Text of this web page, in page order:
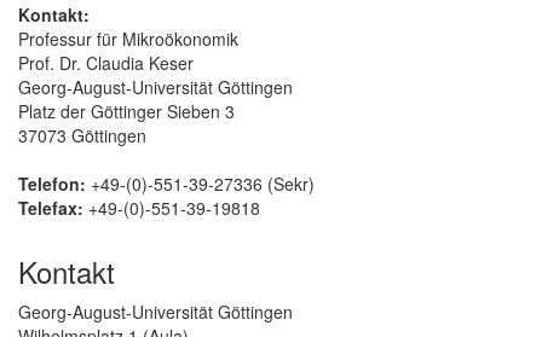
Kontakt:
Professur für Mikroökonomik
Prof. Dr. Claudia Keser
Georg-August-Universität Göttingen
Platz der Göttinger Sieben 3
37073 Göttingen
Telefon: +49-(0)-551-39-27336 (Sekr)
Telefax: +49-(0)-551-39-19818
Kontakt
Georg-August-Universität Göttingen